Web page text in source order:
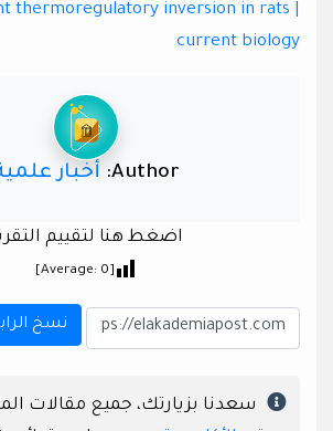
thermoregulatory inversion in rats |
current biology
Author: أخبار
اضغط هنا لتقييم
[Average:
0
]
نسخ
سعدنا بزيارتك، جميع مقالات